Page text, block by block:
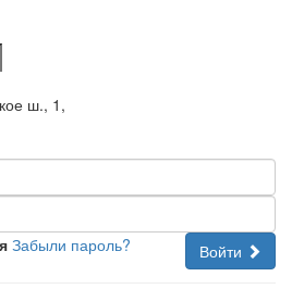
ш., 1 ,
Войти
Забыли пароль?